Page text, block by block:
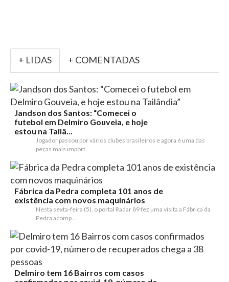
+ LIDAS + COMENTADAS
Jandson dos Santos: “Comecei o
futebol em Delmiro Gouveia, e hoje
estou na Tailâ...
Jogador passou por vários clubes brasileiros e agora é uma das
peças mais import...
Fábrica da Pedra completa 101 anos de
existência com novos maquinários
Nesta sexta-feira (5), o portal Radar 89 fez uma visita a Fábrica da
Pedra acomp...
Delmiro tem 16 Bairros com casos